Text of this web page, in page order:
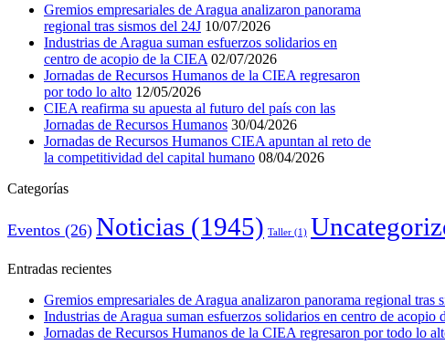
Gremios empresariales de Aragua analizaron panorama
regional tras sismos del 24J 10/07/2026
Industrias de Aragua suman esfuerzos solidarios en
centro de acopio de la CIEA 02/07/2026
Jornadas de Recursos Humanos de la CIEA regresaron
por todo lo alto 12/05/2026
CIEA reafirma su apuesta al futuro del país con las
Jornadas de Recursos Humanos 30/04/2026
Jornadas de Recursos Humanos CIEA apuntan al reto de
la competitividad del capital humano 08/04/2026
Categorías
Eventos (26) Noticias (1945) Taller (1)
Entradas recientes
Gremios empresariales de Aragua analizaron panorama regional tras
Industrias de Aragua suman esfuerzos solidarios en centro de acopio
Jornadas de Recursos Humanos de la CIEA regresaron por todo lo